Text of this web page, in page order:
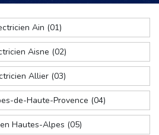
Ain (01)
Aisne (02)
Allier (03)
de-Haute-Provence (04)
Hautes-Alpes (05)